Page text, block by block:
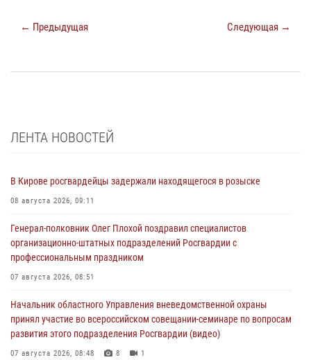
← Предыдущая Следующая →
ЛЕНТА НОВОСТЕЙ
В Кирове росгвардейцы задержали находящегося в розыске
08 августа 2026, 09:11
Генерал-полковник Олег Плохой поздравил специалистов
организационно-штатных подразделений Росгвардии с
профессиональным праздником
07 августа 2026, 08:51
Начальник областного Управления вневедомственной охраны
принял участие во всероссийском совещании-семинаре по вопросам
развития этого подразделения Росгвардии (видео)
07 августа 2026, 08:48 8 1